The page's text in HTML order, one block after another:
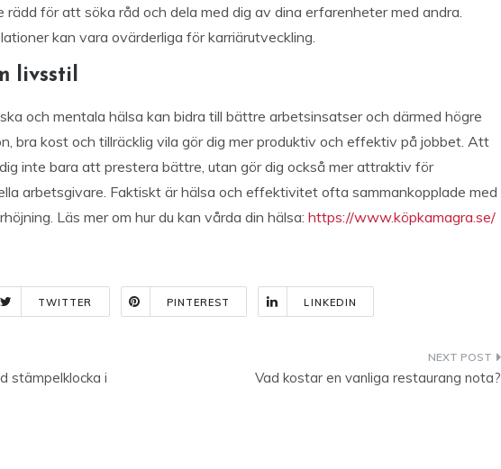
rädd för att söka råd och dela med dig av dina erfarenheter med andra.
kan vara ovärderliga för karriärutveckling.
livsstil
och mentala hälsa kan bidra till bättre arbetsinsatser och därmed högre
bra kost och tillräcklig vila gör dig mer produktiv och effektiv på jobbet. Att
inte bara att prestera bättre, utan gör dig också mer attraktiv för
arbetsgivare. Faktiskt är hälsa och effektivitet ofta sammankopplade med
Läs mer om hur du kan vårda din hälsa: https://www.köpkamagra.se/
TWITTER PINTEREST LINKEDIN
stämpelklocka i
Vad kostar en vanliga restaurang nota?